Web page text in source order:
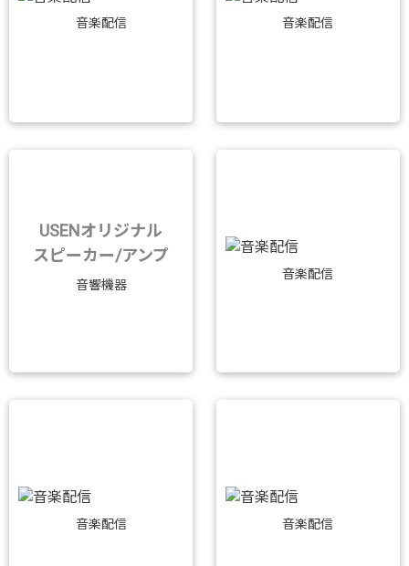
音楽配信 音楽配信
USENオリジナル
スピーカー/アンプ
音響機器
音楽配信
音楽配信 音楽配信